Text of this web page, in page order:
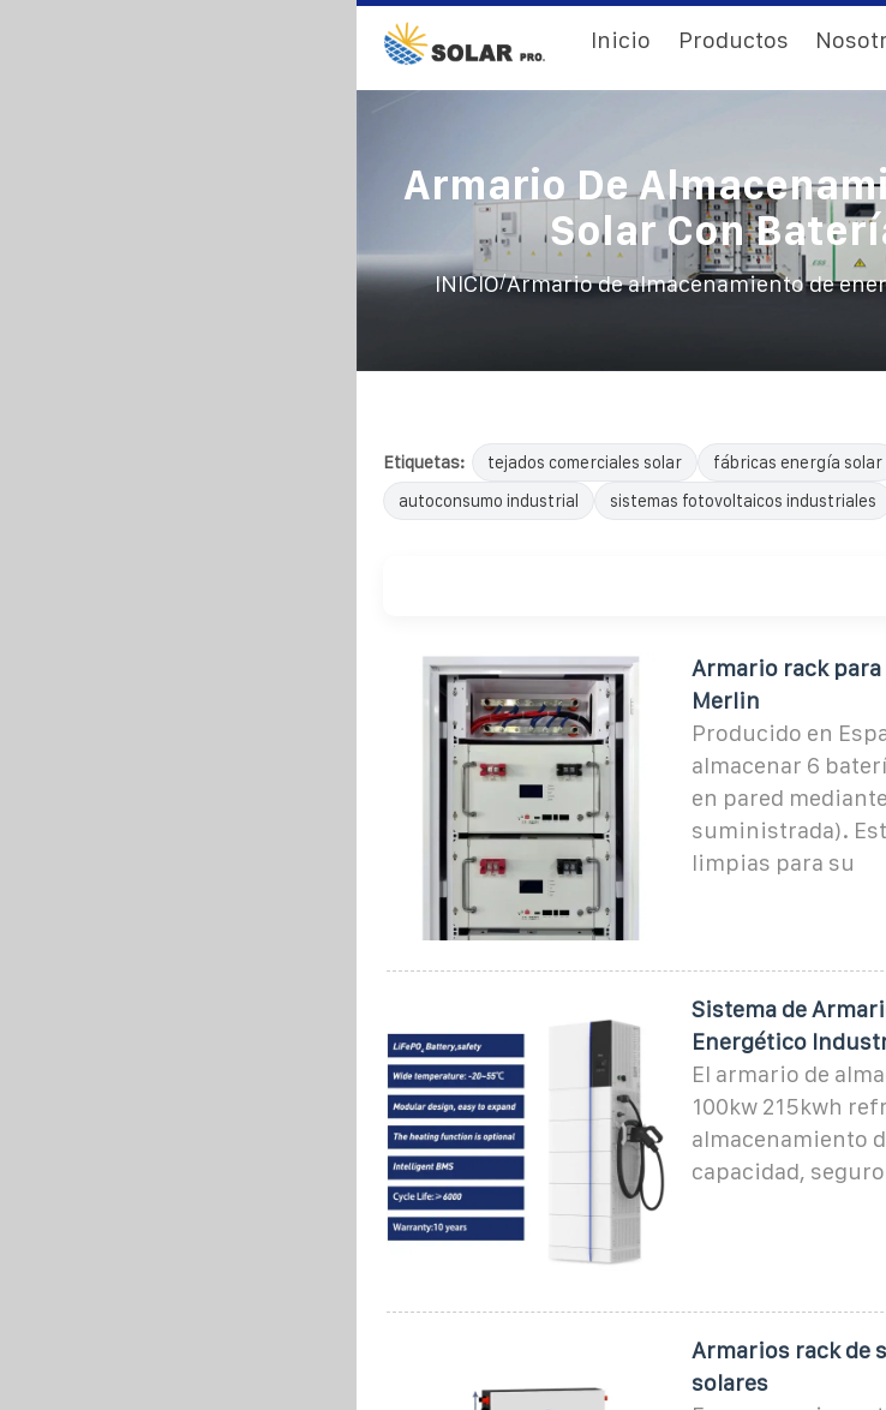
Inicio Productos
Armario De
Solar Con
INICIO/Armario de almacenamiento de
Etiquetas: tejados comerciales solar fábricas energía solar
autoconsumo industrial
sistemas fotovoltaicos industriales
Armario rack
Merlin
Producido en
almacenar 6
en pared
suministrada).
limpias para su
Sistema de
Energético
El armario de
100kw 215kwh
almacenamiento
capacidad,
Armarios rack de
solares